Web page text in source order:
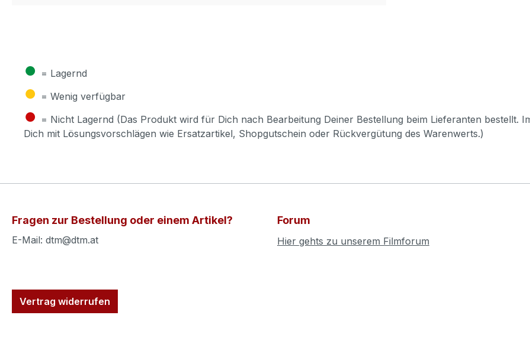
● = Lagernd
● = Wenig verfügbar
● = Nicht Lagernd (Das Produkt wird für Dich nach Bearbeitung Deiner Bestellung beim Lieferanten bestellt.
Dich mit Lösungsvorschlägen wie Ersatzartikel, Shopgutschein oder Rückvergütung des Warenwerts.)
Fragen zur Bestellung oder einem Artikel?
E-Mail: dtm@dtm.at
Vertrag widerrufen
Forum
Hier gehts zu unserem Filmforum